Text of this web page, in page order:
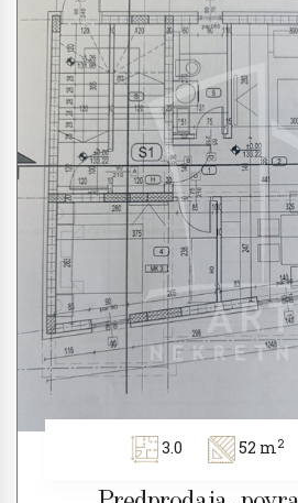
3.0 52 m2